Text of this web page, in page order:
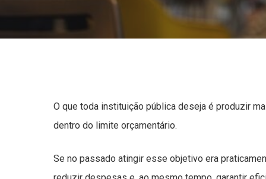
Pressione Enter para pesquisar ou ESC para
O que toda instituição pública deseja é produzir
dentro do limite orçamentário.
Se no passado atingir esse objetivo era